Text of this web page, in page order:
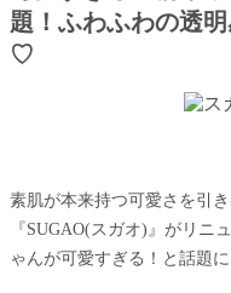
題！ふわふわの透
♡
素肌が本来持つ可愛さを引
『SUGAO(スガオ)』がリニ
ゃんが可愛すぎる！と話題